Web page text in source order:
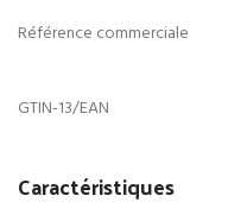
Référence commerciale
GTIN-13/EAN
Caractéristiques